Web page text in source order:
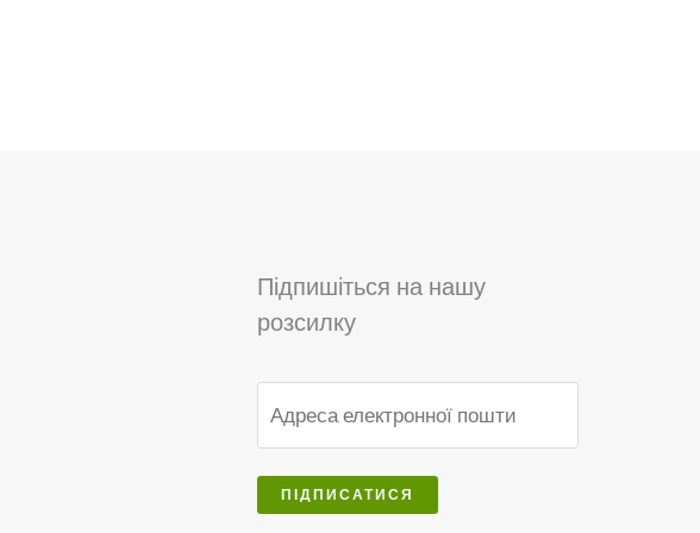
Підпишіться на нашу
розсилку
ПІДПИСАТИСЯ